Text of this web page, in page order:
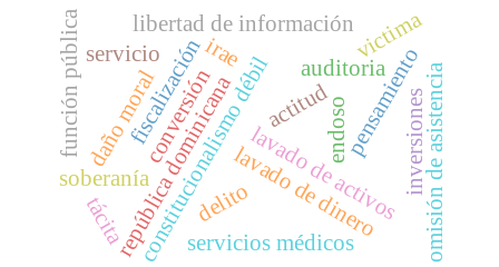
constitucionalismo débil
república dominicana
fiscalización auditoria
soberanía
pensamiento
actitud
libertad de información
lavado de activos
lavado de dinero
delito
daño moral
servicios médicos
función pública inversiones
irae
omisión de asistencia
conversión
tácita
servicio
endoso
victima